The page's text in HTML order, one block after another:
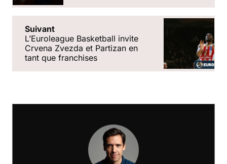
Suivant
L’Euroleague Basketball invite
Crvena Zvezda et Partizan en
tant que franchises